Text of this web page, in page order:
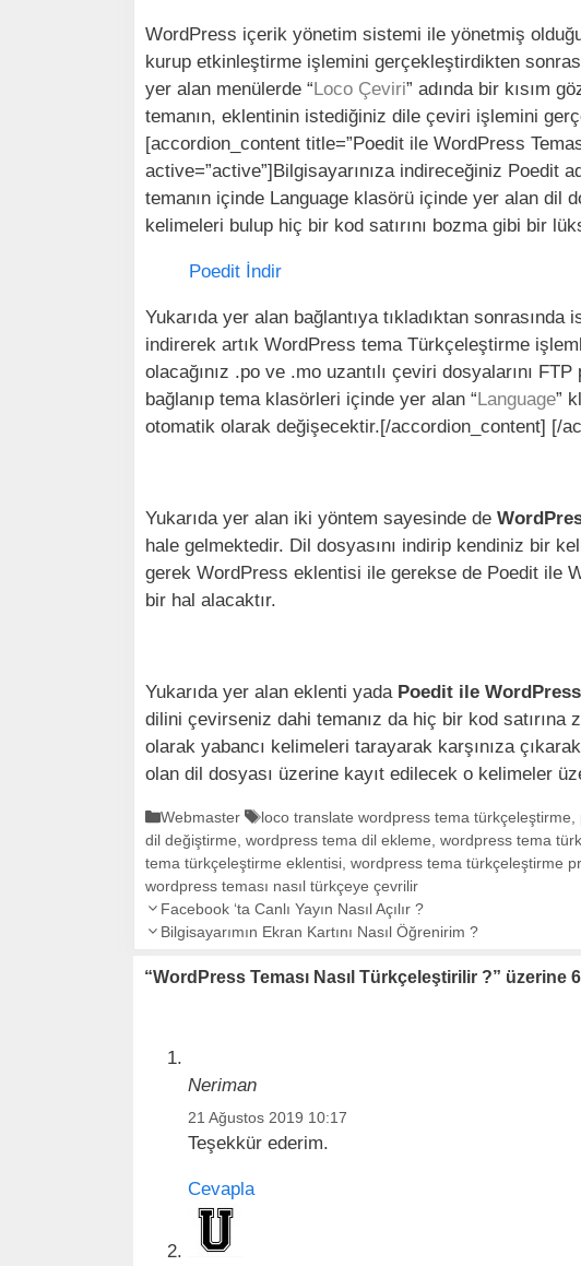
WordPress içerik yönetim sistemi ile yönetmiş
kurup etkinleştirme işlemini gerçekleştirdikten
yer alan menülerde “Loco Çeviri” adında bir kısım
temanın, eklentinin istediğiniz dile çeviri işlemini
[accordion_content title=”Poedit ile WordPress
active=”active”]Bilgisayarınıza indireceğiniz Poedit
temanın içinde Language klasörü içinde yer alan dil
kelimeleri bulup hiç bir kod satırını bozma gibi bir
Poedit İndir
Yukarıda yer alan bağlantıya tıkladıktan
indirerek artık WordPress tema Türkçeleştirme
olacağınız .po ve .mo uzantılı çeviri dosyalarını
bağlanıp tema klasörleri içinde yer alan “Language”
otomatik olarak değişecektir.[/accordion_content] [/
Yukarıda yer alan iki yöntem sayesinde de
hale gelmektedir. Dil dosyasını indirip kendiniz bir
gerek WordPress eklentisi ile gerekse de Poedit ile
bir hal alacaktır.
Yukarıda yer alan eklenti yada Poedit ile
dilini çevirseniz dahi temanız da hiç bir kod
olarak yabancı kelimeleri tarayarak karşınıza
olan dil dosyası üzerine kayıt edilecek o kelimeler
K
a
t
e
g
o
i
Webmaster
E
t
i
k
e
t
e
loco translate wordpress tema türkçeleştirme
dil değiştirme wordpress tema dil ekleme wordpress tema
tema türkçeleştirme eklentisi wordpress tema türkçeleştirme
wordpress teması nasıl türkçeye çevrilir
Y
a
ı
Facebook ‘ta Canlı Yayın Nasıl Açılır ?
Bilgisayarımın Ekran Kartını Nasıl Öğrenirim ?
“WordPress Teması Nasıl Türkçeleştirilir ?” üzerine
Neriman
21 Ağustos 2019 10:17
Teşekkür ederim.
Cevapla